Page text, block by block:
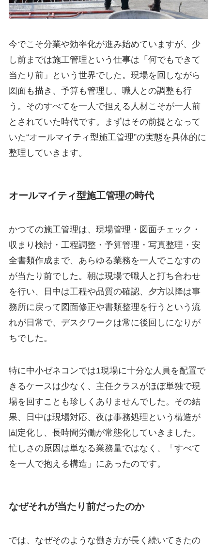
今でこそ分業や効率化が進み始めていますが、少
し前までは施工管理という仕事は「何でもできて
当たり前」という世界でした。現場を回しながら
図面も描き、予算も管理し、職人との調整も行
う。そのすべてを一人で担える人材こそが一人前
とされていた時代です。まずはその前提となって
いた“オールマイティ型施工管理”の実態を具体的に
整理していきます。
オールマイティ型施工管理の時代
かつての施工管理は、現場管理・図面チェック・
収まり検討・工程調整・予算管理・写真整理・安
全書類作成まで、あらゆる業務を一人でこなすの
が当たり前でした。朝は現場で職人と打ち合わせ
を行い、日中は工程や品質の確認、夕方以降は事
務所に戻って図面修正や書類整理を行うという流
れが日常で、デスクワークは常に後回しになりが
ちでした。
特に中小ゼネコンでは1現場に十分な人員を配置で
きるケースは少なく、主任クラスがほぼ単独で現
場を回すことも珍しくありませんでした。その結
果、日中は現場対応、夜は事務処理という構造が
固定化し、長時間労働が常態化していきました。
忙しさの原因は単なる業務量ではなく、「すべて
を一人で抱える構造」にあったのです。
なぜそれが当たり前だったのか
では、なぜそのような働き方が長く続いてきたの